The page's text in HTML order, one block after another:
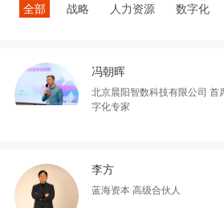
湖南
天津
香港
海外
全部 战略 人力资源 数字化
冯朝晖
北京晨阳智数科技有限公司 首
字化专家
李方
蓝海资本 高级合伙人